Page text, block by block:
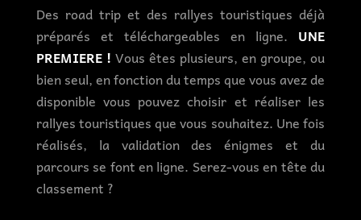
Des road trip et des rallyes touristiques déjà
préparés et téléchargeables en ligne. UNE
PREMIERE ! Vous êtes plusieurs, en groupe, ou
bien seul, en fonction du temps que vous avez de
disponible vous pouvez choisir et réaliser les
rallyes touristiques que vous souhaitez. Une fois
réalisés, la validation des énigmes et du
parcours se font en ligne. Serez-vous en tête du
classement ?